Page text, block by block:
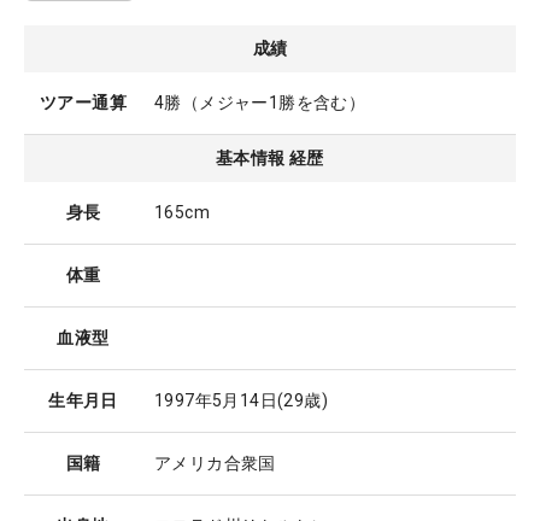
成績
ツアー通算 4勝（メジャー1勝を含む）
基本情報 経歴
身長 165cm
体重
血液型
生年月日 1997年5月14日(29歳)
国籍 アメリカ合衆国